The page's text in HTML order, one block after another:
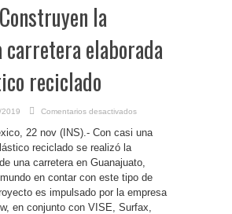
la
elaborada
reciclado
2019 Comentarios desactivados
la
elaborada
plástico
22 nov (INS).- Con casi una
reciclado se realizó la
una carretera en Guanajuato,
en contar con este tipo de
es impulsado por la empresa
en conjunto con VISE, Surfax,